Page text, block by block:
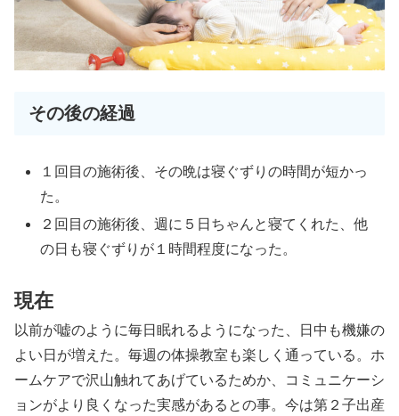
その後の経過
１回目の施術後、その晩は寝ぐずりの時間が短かっ
た。
２回目の施術後、週に５日ちゃんと寝てくれた、他
の日も寝ぐずりが１時間程度になった。
現在
以前が嘘のように毎日眠れるようになった、日中も機嫌の
よい日が増えた。毎週の体操教室も楽しく通っている。ホ
ームケアで沢山触れてあげているためか、コミュニケーシ
ョンがより良くなった実感があるとの事。今は第２子出産